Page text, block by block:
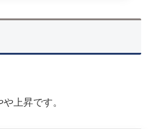
上昇です。